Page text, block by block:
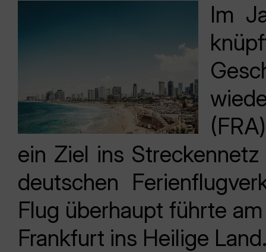
Im
ein Ziel ins
deutschen
Flug überhaupt führte
Frankfurt ins Heilige